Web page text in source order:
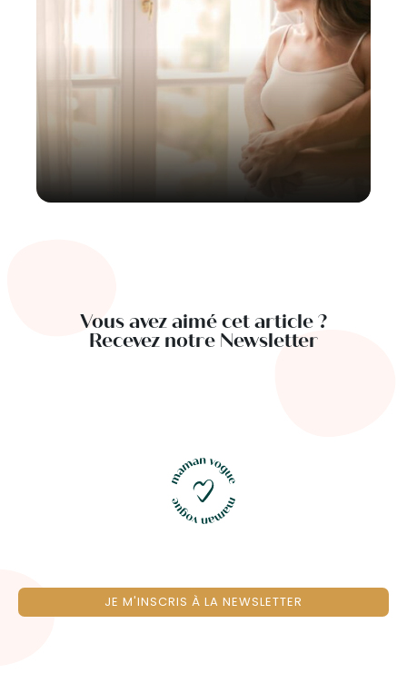
Vous avez aimé cet article ?
Recevez notre Newsletter
JE M'INSCRIS À LA NEWSLETTER